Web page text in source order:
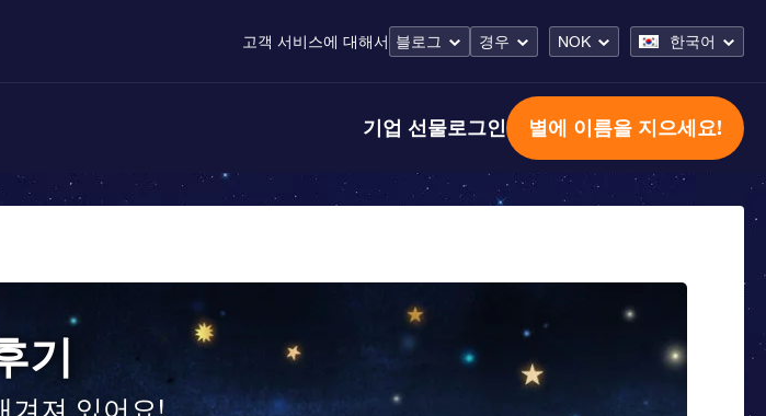
고객 서비스에 대해서 블로그 경우 NOK 한국어
기업 선물로그인 별에 이름을 지으세요!
기
겨져 있어요!